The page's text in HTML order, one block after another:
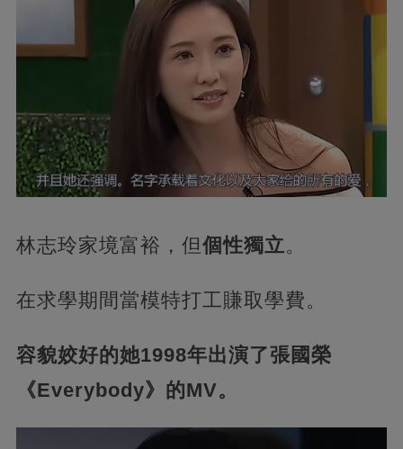
林志玲家境富裕，但個性獨立。
在求學期間當模特打工賺取學費。
容貌姣好的她1998年出演了張國榮
《Everybody》的MV。